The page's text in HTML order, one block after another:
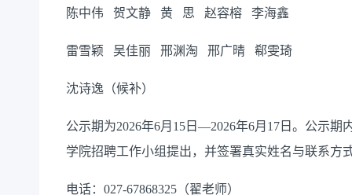
陈中伟 贺文静 黄 思 赵容榕 李海鑫
雷雪颖 吴佳丽 邢渊淘 邢广晴 郗雯琦
沈诗逸 （候补）
公示期为2026年6月15 日—2026年6月17日。公示期
学院招聘工作小组提出，并签署真实姓名与联系方
电话：027-67868325（翟老师）